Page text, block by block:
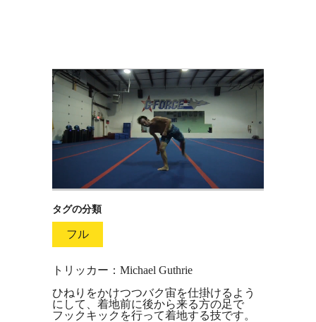
タグの分類
フル
トリッカー：Michael Guthrie
ひねりをかけつつバク宙を仕掛けるよう
にして、着地前に後から来る方の足で
フックキックを行って着地する技です。